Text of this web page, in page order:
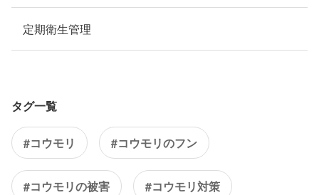
定期衛生管理
タグ一覧
#コウモリ #コウモリのフン
#コウモリの被害 #コウモリ対策